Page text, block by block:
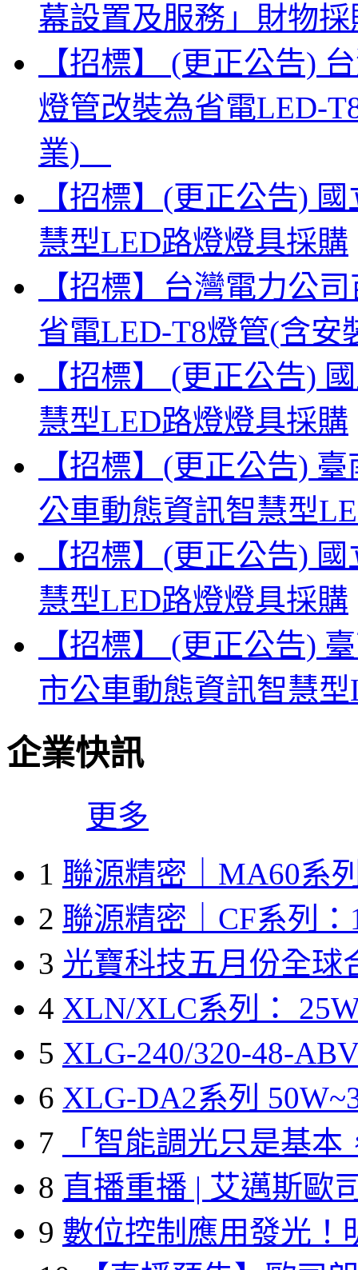
幕設置及服務」財物採
【招標】 (更正公告)
燈管改裝為省電LED-
業)
【招標】(更正公告)
慧型LED路燈燈具採購
【招標】台灣電力公
省電LED-T8燈管(含
【招標】 (更正公告)
慧型LED路燈燈具採購
【招標】(更正公告)
公車動態資訊智慧型
【招標】(更正公告)
慧型LED路燈燈具採購
【招標】 (更正公告)
市公車動態資訊智慧
企業快訊
更多
1 聯源精密｜MA60系
2 聯源精密｜CF系列：
3 光寶科技五月份全球
4 XLN/XLC系列：
5 XLG-240/320-48-
6 XLG-DA2系列
7
「智能調光只是基本
8 直播重播 | 艾邁斯歐
9 數位控制應用發光！